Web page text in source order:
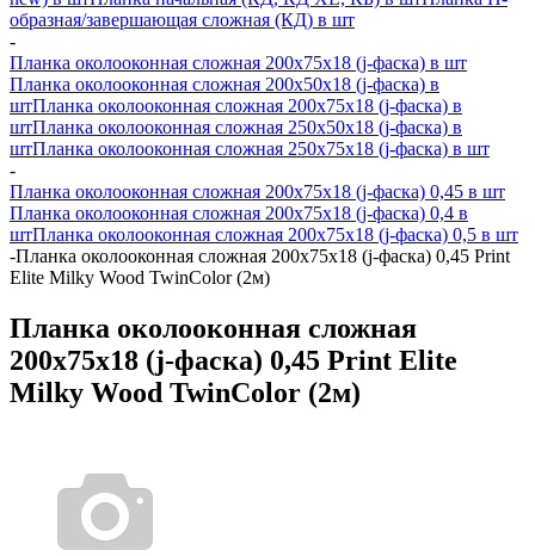
образная/завершающая сложная (КД) в шт
-
Планка околооконная сложная 200х75х18 (j-фаска) в шт
Планка околооконная сложная 200х50х18 (j-фаска) в
штПланка околооконная сложная 200х75х18 (j-фаска) в
штПланка околооконная сложная 250х50х18 (j-фаска) в
штПланка околооконная сложная 250х75х18 (j-фаска) в шт
-
Планка околооконная сложная 200х75х18 (j-фаска) 0,45 в шт
Планка околооконная сложная 200х75х18 (j-фаска) 0,4 в
штПланка околооконная сложная 200х75х18 (j-фаска) 0,5 в шт
-Планка околооконная сложная 200х75х18 (j-фаска) 0,45 Print
Elite Milky Wood TwinColor (2м)
Планка околооконная сложная
200х75х18 (j-фаска) 0,45 Print Elite
Milky Wood TwinColor (2м)